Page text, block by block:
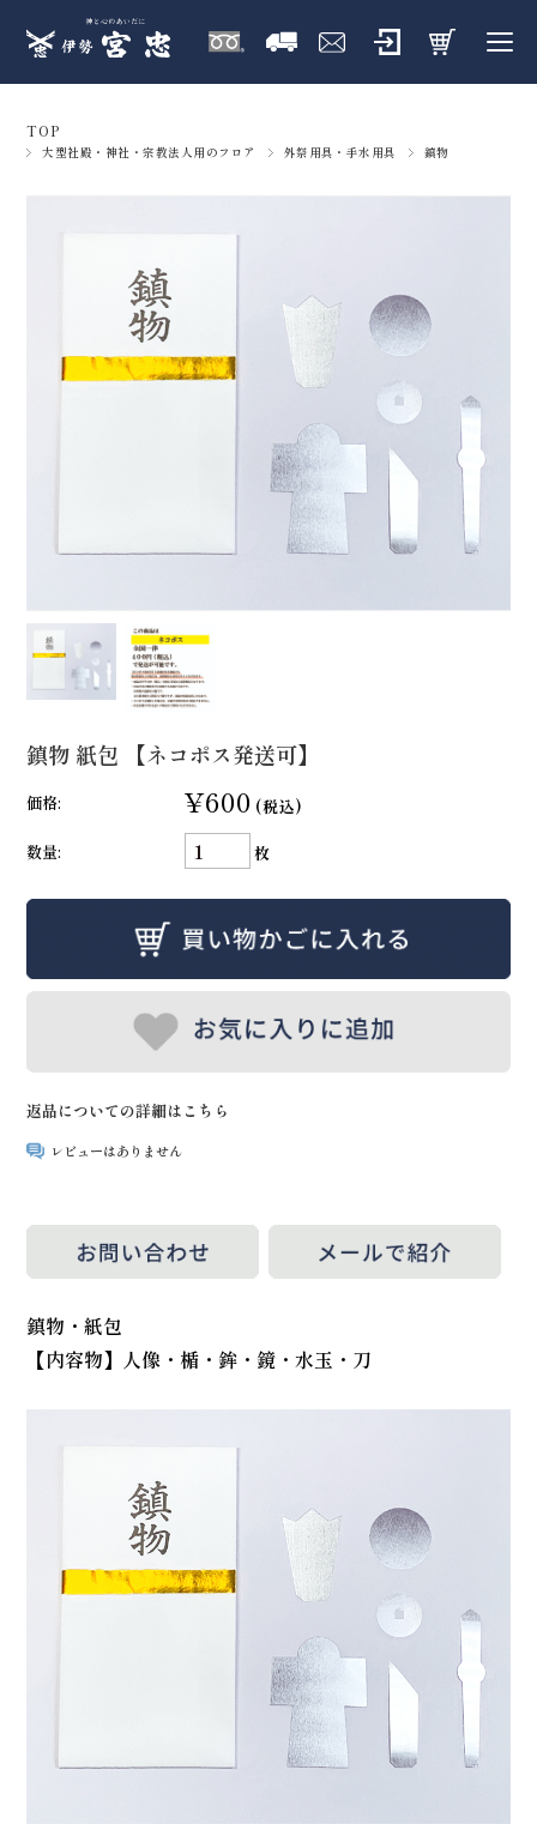
TOP
大型社殿・神社・宗教法人用のフロア 外祭用具・手水用具 鎮物
鎮物 紙包 【ネコポス発送可】
価格: ¥600 (税込)
数量:
枚
返品についての詳細はこちら
レビューはありません
鎮物・紙包
【内容物】人像・楯・鉾・鏡・水玉・刀